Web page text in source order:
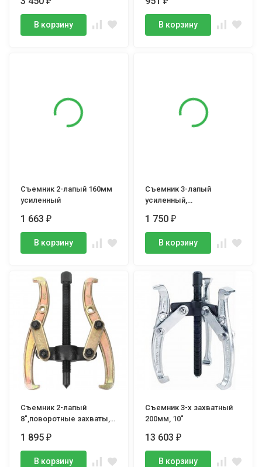
В корзину
(TD0804SG1), 1 шт.
В корзину
Съемник 2-лапый 160мм
усиленный
1 663₽
В корзину
Съемник 3-лапый
усиленный,
135мм, глубина захвата
210мм
1 750₽
В корзину
Съемник 2-лапый
8",поворотные захваты,
1 895₽
В корзину
Съемник 3-х захватный
200мм, 10"
13 603₽
В корзину